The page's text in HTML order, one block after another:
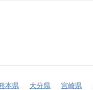
本県 大分県 宮崎県